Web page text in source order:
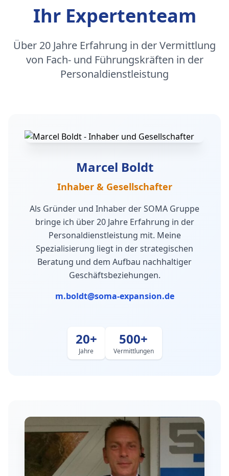
Ihr Expertenteam
Über 20 Jahre Erfahrung in der Vermittlung
von Fach- und Führungskräften in der
Personaldienstleistung
Marcel Boldt
Inhaber & Gesellschafter
Als Gründer und Inhaber der SOMA Gruppe
bringe ich über 20 Jahre Erfahrung in der
Personaldienstleistung mit. Meine
Spezialisierung liegt in der strategischen
Beratung und dem Aufbau nachhaltiger
Geschäftsbeziehungen.
m.boldt@soma-expansion.de
20+
Jahre
500+
Vermittlungen